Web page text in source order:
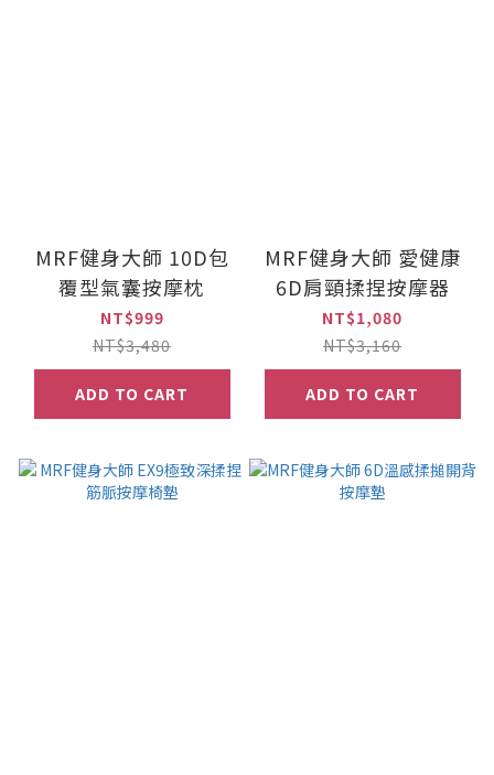
MRF健身大師 10D包
覆型氣囊按摩枕
NT$999
NT$3,480
ADD TO CART
MRF健身大師 愛健康
6D肩頸揉捏按摩器
NT$1,080
NT$3,160
ADD TO CART